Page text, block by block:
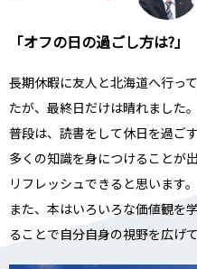
「オフの日の過ごし方は?」
長期休暇に友人と北海道へ行っ
たが、最終日だけは晴れました。
普段は、読書をして休日を過ご
多くの知識を身につけることが
リフレッシュできると思います。
また、本はいろいろな価値観を
ることで自分自身の視野を広げ